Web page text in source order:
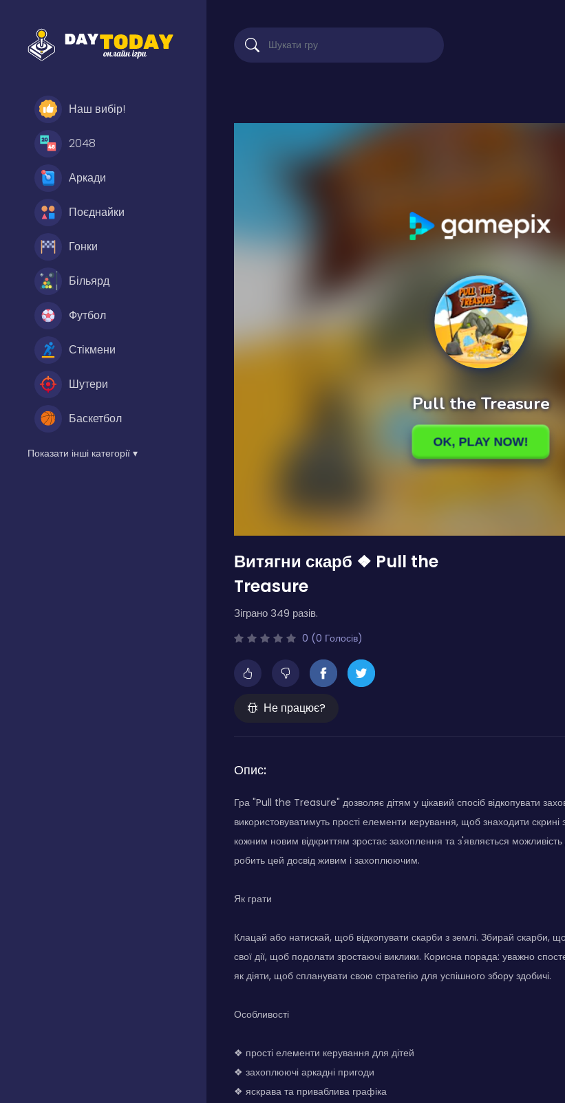
Наш вибір!
2048
Аркади
Поєднайки
Гонки
Більярд
Футбол
Стікмени
Шутери
Баскетбол
Показати інші категорії ▾
Витягни скарб ❖ Pull the
Treasure
Зіграно 349 разів.
0 (0 Голосів)
Не працює?
Опис:
Гра "Pull the Treasure" дозволяє дітям у цікавий спосіб відкопувати
використовуватимуть прості елементи керування, щоб знаходити скрині
кожним новим відкриттям зростає захоплення та з'являється
робить цей досвід живим і захоплюючим.
Як грати
Клацай або натискай, щоб відкопувати скарби з землі. Збирай скарби,
свої дії, щоб подолати зростаючі виклики. Корисна порада: уважно
як діяти, щоб спланувати свою стратегію для успішного збору здобичі.
Особливості
❖ прості елементи керування для дітей
❖ захоплюючі аркадні пригоди
❖ яскрава та приваблива графіка